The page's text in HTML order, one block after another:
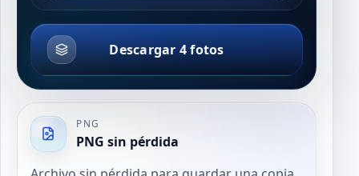
Descargar 4 fotos
PNG
PNG sin pérdida